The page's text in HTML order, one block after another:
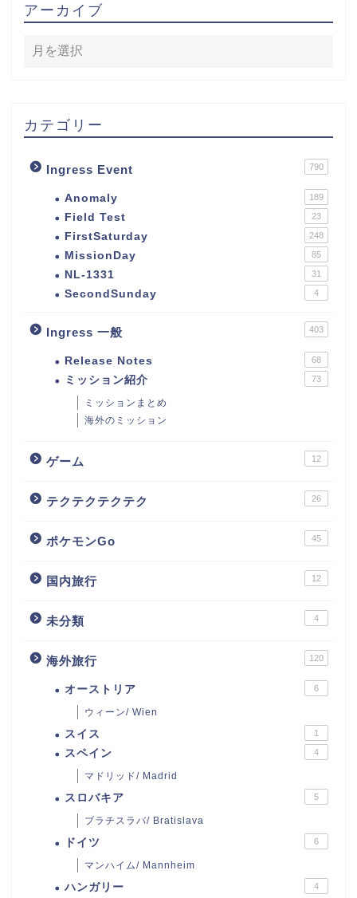
アーカイブ
カテゴリー
Ingress Event 790
Anomaly 189
Field Test 23
FirstSaturday 248
MissionDay 85
NL-1331 31
SecondSunday 4
Ingress 一般 403
Release Notes 68
ミッション紹介 73
ミッションまとめ
海外のミッション
ゲーム 12
テクテクテクテク 26
ポケモンGo 45
国内旅行 12
未分類 4
海外旅行 120
オーストリア 6
ウィーン/ Wien
スイス 1
スペイン 4
マドリッド/ Madrid
スロバキア 5
ブラチスラバ/ Bratislava
ドイツ 6
マンハイム/ Mannheim
ハンガリー 4